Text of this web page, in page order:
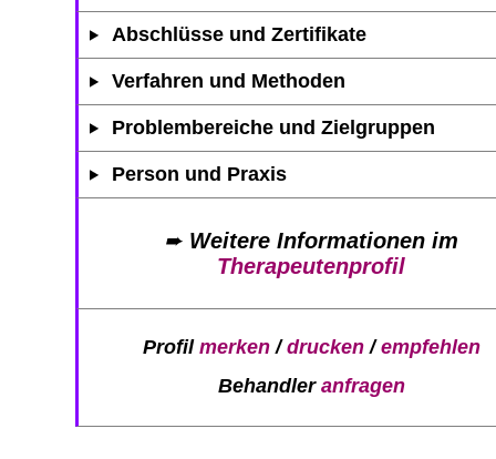
Abschlüsse und Zertifikate
Verfahren und Methoden
Problembereiche und Zielgruppen
Person und Praxis
➨ Weitere Informationen im
Therapeutenprofil
Profil merken/drucken/empfehlen
Behandler anfragen